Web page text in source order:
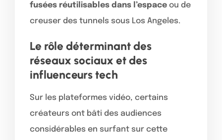
fusées réutilisables dans l’espace ou de
creuser des tunnels sous Los Angeles.
Le rôle déterminant des
réseaux sociaux et des
influenceurs tech
Sur les plateformes vidéo, certains
créateurs ont bâti des audiences
considérables en surfant sur cette